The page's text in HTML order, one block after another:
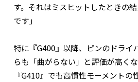
す。それはミスヒットしたときの
です」
特に『G400』以降、ピンのドライ
らも「曲がらない」と評価が高くな
『G410』でも高慣性モーメントの